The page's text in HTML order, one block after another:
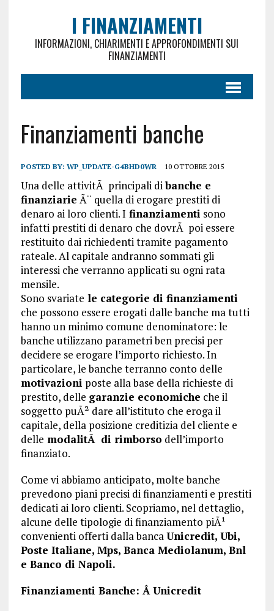
I FINANZIAMENTI
INFORMAZIONI, CHIARIMENTI E APPROFONDIMENTI SUI
FINANZIAMENTI
Finanziamenti banche
POSTED BY: WP_UPDATE-G4BHD0WR 10 OTTOBRE 2015
Una delle attivitÃ principali dibanche e
finanziarie Ã¨ quella di erogare prestiti di
denaro ai loro clienti. I finanziamenti sono
infatti prestiti di denaro che dovrÃ poi essere
restituito dai richiedenti tramite pagamento
rateale. Al capitale andranno sommati gli
interessi che verranno applicati su ogni rata
mensile.
Sono svariate le categorie di finanziamenti
che possono essere erogati dalle banche ma tutti
hanno un minimo comune denominatore: le
banche utilizzano parametri ben precisi per
decidere se erogare l’importo richiesto. In
particolare, le banche terranno conto delle
motivazioni poste alla base della richieste di
prestito, delle garanzie economiche che il
soggetto puÃ² dare all’istituto che eroga il
capitale, della posizione creditizia del cliente e
delle modalitÃ di rimborso dell’importo
finanziato.
Come vi abbiamo anticipato, molte banche
prevedono piani precisi di finanziamenti e prestiti
dedicati ai loro clienti. Scopriamo, nel dettaglio,
alcune delle tipologie di finanziamento piÃ¹
convenienti offerti dalla bancaUnicredit, Ubi,
Poste Italiane, Mps, Banca Mediolanum, Bnl
e Banco di Napoli.
Finanziamenti Banche: Â Unicredit